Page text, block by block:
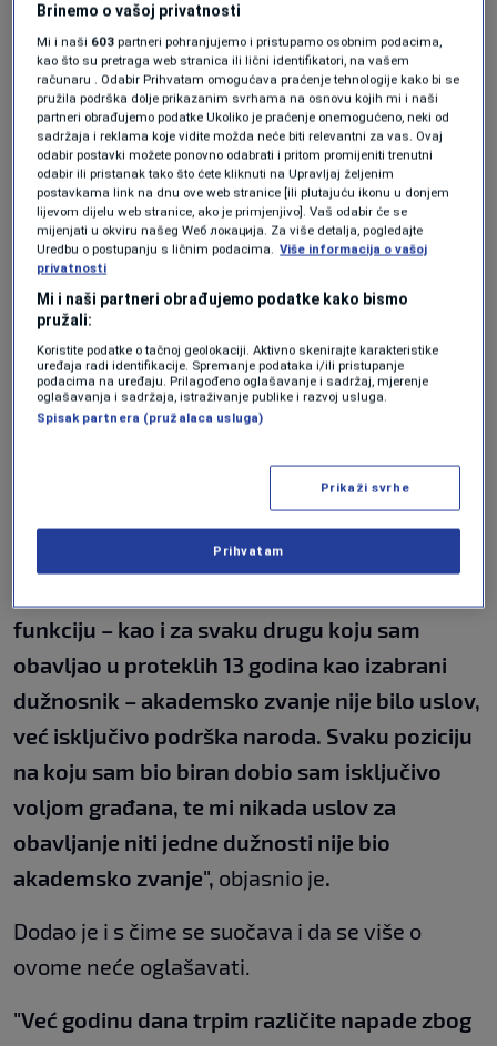
Bošnjake" ili pravim druga poređenja, poput
slučaja gradonačelnika u drugim državama,
poštujem odluke institucija. Prihvatam
posljedice, ali ne i bilo kakvu odgovornost, jer
ako su propusti i postojali, oni nisu moji",
naveo je Čengić.
Dodaje da ostaje načelnik općine i da će se
nastaviti pravno boriti.
Iskoristit ću zakonska prava kako bih dokazao
svoju ispravnost i kao legalista poštovat ću
svaku konačnu odluku institucija. Uvjeren
koje su od značaja za rješavanje ove stvari
utvrde tačno i ispravno, u interesu pravde, a
ne u interesu određenih grupa i pojedinaca.
funkciju – kao i za svaku drugu koju sam
obavljao u proteklih 13 godina kao izabrani
dužnosnik – akademsko zvanje nije bilo uslov,
već isključivo podrška naroda. Svaku poziciju
na koju sam bio biran dobio sam isključivo
voljom građana, te mi nikada uslov za
obavljanje niti jedne dužnosti nije bio
akademsko zvanje", objasnio je.
Dodao je i s čime se suočava i da se više o
ovome neće oglašavati.
"Već godinu dana trpim različite napade zbog
Brinemo o vašoj privatnosti
Mi i naši 603 partneri pohranjujemo i pristupamo osobnim podacima,
kao što su pretraga web stranica ili lični identifikatori, na vašem
računaru . Odabir Prihvatam omogućava praćenje tehnologije kako bi se
pružila podrška dolje prikazanim svrhama na osnovu kojih mi i naši
partneri obrađujemo podatke Ukoliko je praćenje onemogućeno, neki od
sadržaja i reklama koje vidite možda neće biti relevantni za vas. Ovaj
odabir postavki možete ponovno odabrati i pritom promijeniti trenutni
odabir ili pristanak tako što ćete kliknuti na Upravljaj željenim
postavkama link na dnu ove web stranice [ili plutajuću ikonu u donjem
lijevom dijelu web stranice, ako je primjenjivo]. Vaš odabir će se
mijenjati u okviru našeg Wеб локација. Za više detalja, pogledajte
Uredbu o postupanju s ličnim podacima. Više informacija o vašoj
privatnosti
Mi i naši partneri obrađujemo podatke kako bismo
pružali:
Koristite podatke o tačnoj geolokaciji. Aktivno skenirajte karakteristike
uređaja radi identifikacije. Spremanje podataka i/ili pristupanje
podacima na uređaju. Prilagođeno oglašavanje i sadržaj, mjerenje
oglašavanja i sadržaja, istraživanje publike i razvoj usluga.
Spisak partnera (pružalaca usluga)
Prikaži svrhe
Prihvatam